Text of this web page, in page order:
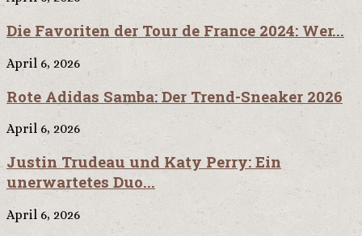
Die Favoriten der Tour de France 2024: Wer...
April 6, 2026
Rote Adidas Samba: Der Trend-Sneaker 2026
April 6, 2026
Justin Trudeau und Katy Perry: Ein
unerwartetes Duo...
April 6, 2026